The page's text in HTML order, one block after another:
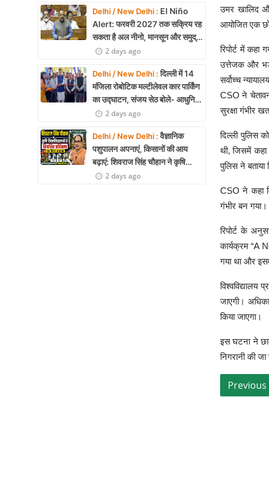
Delhi / New Delhi : El Niño
Alert: फरवरी 2027 तक सक्रिय रह
सकता है अल नीनो, मानसून और समुद्री
पारिस्थितिकी पर असर की आशंका
2 days ago
Delhi / New Delhi :दिल्ली में 14
मंजिला रोबोटिक मल्टीलेवल कार पार्किंग
का उद्घाटन, संजय सेठ बोले- आधुनिक
तकनीक से मिलेगी बड़ी राहत
2 days ago
Delhi / New Delhi :वैज्ञानिक
पशुपालन अपनाएं, किसानों की आय
बढ़ाएं: शिवराज सिंह चौहान ने कृषि
विश्वविद्यालयों से नियमित प्रशिक्षण का
2 days ago
उमर खालिद
आयोजित एक
रिपोर्ट में
उत्तेजक और
सर्वोच्च
CSO ने
सुरक्षा गंभीर
दिल्ली पुलिस
थी, जिसमें कहा
पुलिस ने बताया
CSO ने कहा
गंभीर बन
रिपोर्ट के
कार्यक्रम “A
गया था और
जाएगी।
किया जाएगा।
इस घटना ने
निगरानी की जा